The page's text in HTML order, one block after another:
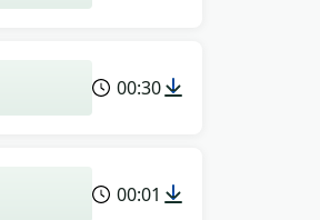
00:30
00:01